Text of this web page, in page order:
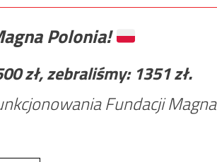
Polonia!
zł, zebraliśmy: 1351zł.
Fundacji Magna